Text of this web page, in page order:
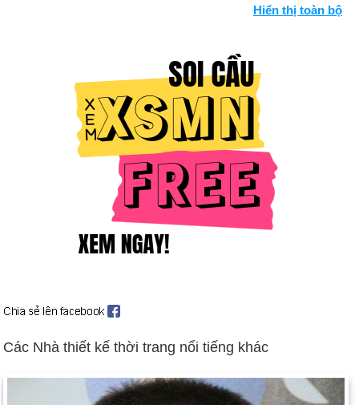
tháng 4); Timothy McVeigh, 27 tuổi, bị bắt như nghi phạm
kết các nhóm bán quân sự cánh hữu để đánh bom (ngày 22
Bồi thẩm đoàn Los Angeles tuyên bố O. J. Simpson không
phạm tội giết người (ngày 3 tháng 10).
Giáo hoàng John Paul II thăm Hoa Kỳ trong chuyến công du
gió lốc (4-8 tháng 10).
Million Man March thu hút hàng trăm nghìn người da đen đến
thủ đô (ngày 16 tháng 10).
Ngày sinh Francesca Aiello (16-3) trong lịch sử
Ngày 16-3 năm 1850:
Nathaniel Hawthorne đã được xuất bản.
Ngày 16-3 năm 1926: Tên lửa nhiên liệu lỏng đầu tiên được
Massachusetts. Tên lửa bay được quãng đường 184 feet
Hiển thị toàn bộ
Các Nhà thiết kế thời trang nổi tiếng khác